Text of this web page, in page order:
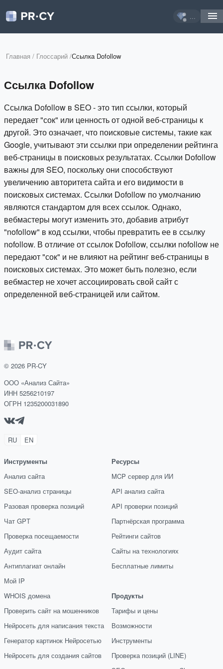
...
Главная / Глоссарий /Ссылка Dofollow
Ссылка Dofollow
Ссылка Dofollow в SEO - это тип ссылки, который
передает "сок" или ценность от одной веб-страницы к
другой. Это означает, что поисковые системы, такие как
Google, учитывают эти ссылки при определении рейтинга
веб-страницы в поисковых результатах. Ссылки Dofollow
важны для SEO, поскольку они способствуют
увеличению авторитета сайта и его видимости в
поисковых системах. Ссылки Dofollow по умолчанию
являются стандартом для всех ссылок. Однако,
вебмастеры могут изменить это, добавив атрибут
"nofollow" в код ссылки, чтобы превратить ее в ссылку
nofollow. В отличие от ссылок Dofollow, ссылки nofollow не
передают "сок" и не влияют на рейтинг веб-страницы в
поисковых системах. Это может быть полезно, если
вебмастер не хочет ассоциировать свой сайт с
определенной веб-страницей или сайтом.
© 2026 PR-CY
ООО «Анализ Сайта»
ИНН 5256210197
ОГРН 1235200031890
RU EN
Инструменты
Анализ сайта
SEO-анализ страницы
Разовая проверка позиций
Чат GPT
Проверка посещаемости
Аудит сайта
Антиплагиат онлайн
Мой IP
WHOIS домена
Проверить сайт на мошенников
Нейросеть для написания текста
Генератор картинок Нейросетью
Нейросеть для создания сайтов
Ресурсы
MCP сервер для ИИ
API анализ сайта
API проверки позиций
Партнёрская программа
Рейтинги сайтов
Сайты на технологиях
Бесплатные лимиты
Продукты
Тарифы и цены
Возможности
Инструменты
Проверка позиций (LINE)